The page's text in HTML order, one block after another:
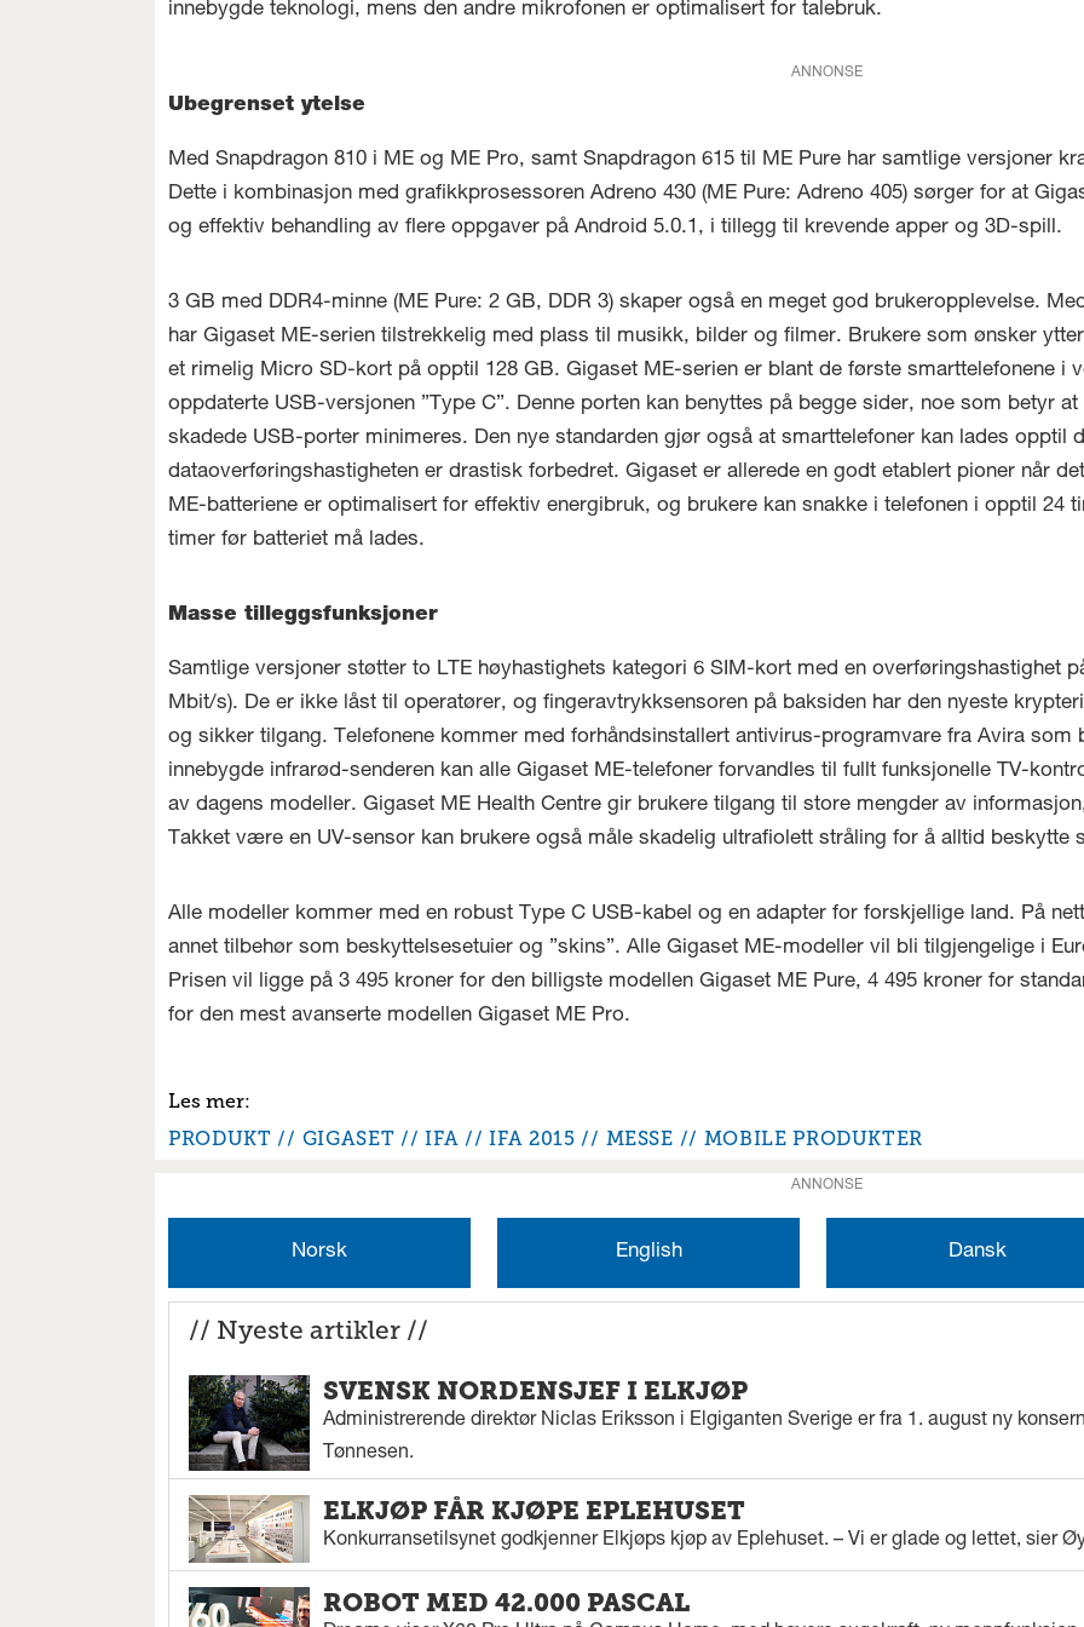
innebygde teknologi, mens den andre mikrofonen er optimalisert for talebruk.
ANNONSE
Ubegrenset ytelse
Med Snapdragon 810 i ME og ME Pro, samt Snapdragon 615 til ME Pure har samtlige versjoner
Dette i kombinasjon med grafikkprosessoren Adreno 430 (ME Pure: Adreno 405) sørger for at
og effektiv behandling av flere oppgaver på Android 5.0.1, i tillegg til krevende apper og 3D-spill.
3 GB med DDR4-minne (ME Pure: 2 GB, DDR 3) skaper også en meget god brukeropplevelse.
har Gigaset ME-serien tilstrekkelig med plass til musikk, bilder og filmer. Brukere som ønsker
et rimelig Micro SD-kort på opptil 128 GB. Gigaset ME-serien er blant de første smarttelefonene i
oppdaterte USB-versjonen ”Type C”. Denne porten kan benyttes på begge sider, noe som betyr
skadede USB-porter minimeres. Den nye standarden gjør også at smarttelefoner kan lades opptil
dataoverføringshastigheten er drastisk forbedret. Gigaset er allerede en godt etablert pioner når
ME-batteriene er optimalisert for effektiv energibruk, og brukere kan snakke i telefonen i opptil 24
timer før batteriet må lades.
Masse tilleggsfunksjoner
Samtlige versjoner støtter to LTE høyhastighets kategori 6 SIM-kort med en overføringshastighet
Mbit/s). De er ikke låst til operatører, og fingeravtrykksensoren på baksiden har den nyeste
og sikker tilgang. Telefonene kommer med forhåndsinstallert antivirus-programvare fra Avira som
innebygde infrarød-senderen kan alle Gigaset ME-telefoner forvandles til fullt funksjonelle TV-
av dagens modeller. Gigaset ME Health Centre gir brukere tilgang til store mengder av
Takket være en UV-sensor kan brukere også måle skadelig ultrafiolett stråling for å alltid beskytte
Alle modeller kommer med en robust Type C USB-kabel og en adapter for forskjellige land. På
annet tilbehør som beskyttelsesetuier og ”skins”. Alle Gigaset ME-modeller vil bli tilgjengelige i
Prisen vil ligge på 3 495 kroner for den billigste modellen Gigaset ME Pure, 4 495 kroner for
for den mest avanserte modellen Gigaset ME Pro.
PRODUKT GIGASET IFA IFA 2015 MESSE MOBILE PRODUKTER
ANNONSE
Norsk English Dansk
// Nyeste artikler //
SVENSK NORDENSJEF I ELKJØP
Administrerende direktør Niclas Eriksson i Elgiganten Sverige er fra 1. august ny
Tønnesen.
ELKJØP FÅR KJØPE EPLEHUSET
Konkurransetilsynet godkjenner Elkjøps kjøp av Eplehuset. – Vi er glade og lettet, sier
ROBOT MED 42.000 PASCAL